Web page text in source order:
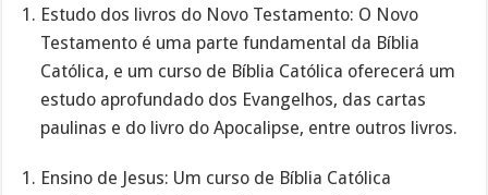
Estudo dos livros do Novo Testamento: O Novo
Testamento é uma parte fundamental da Bíblia
Católica, e um curso de Bíblia Católica oferecerá um
estudo aprofundado dos Evangelhos, das cartas
paulinas e do livro do Apocalipse, entre outros livros.
Ensino de Jesus: Um curso de Bíblia Católica